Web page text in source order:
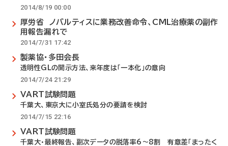
2014/8/19 00:00
厚労省 ノバルティスに業務改善命令、CML治療薬の副作
用報告漏れで
2014/7/31 17:42
製薬協・多田会長
透明性GLの開示方法、来年度は「一本化」の意向
2014/7/24 21:29
VART試験問題
千葉大、東京大に小室氏処分の要請を検討
2014/7/15 22:16
VART試験問題
千葉大・最終報告、副次データの脱落率6～8割 有意差「まったく